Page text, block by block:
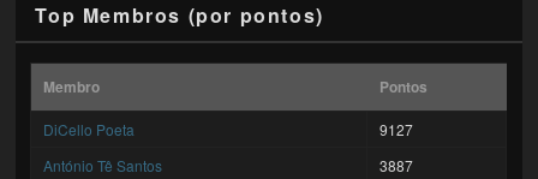
Top Membros (por pontos)
Membro Pontos
DiCello Poeta
9127
António Tê Santos
3887